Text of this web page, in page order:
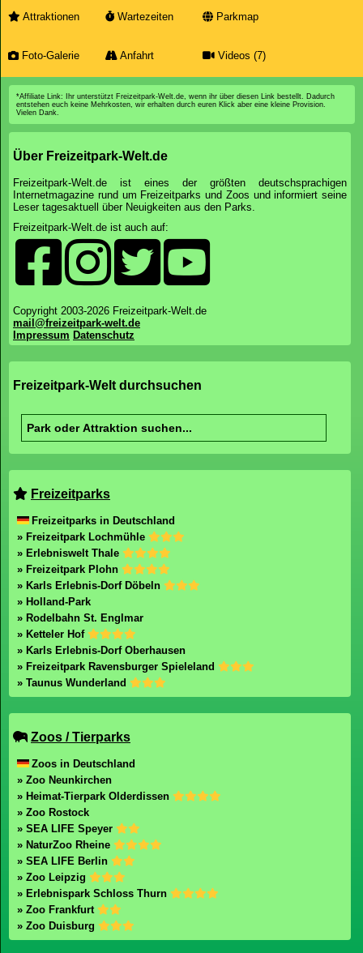
Attraktionen Wartezeiten Parkmap
Foto-Galerie Anfahrt Videos (7)
*Affiliate Link: Ihr unterstützt Freizeitpark-Welt.de, wenn ihr über diesen Link bestellt. Dadurch
entstehen euch keine Mehrkosten, wir erhalten durch euren Klick aber eine kleine Provision.
Vielen Dank.
Über Freizeitpark-Welt.de
Freizeitpark-Welt.de ist eines der größten deutschsprachigen
Internetmagazine rund um Freizeitparks und Zoos und informiert seine
Leser tagesaktuell über Neuigkeiten aus den Parks.
Freizeitpark-Welt.de ist auch auf:
Copyright 2003-2026 Freizeitpark-Welt.de
mail@freizeitpark-welt.de
Impressum Datenschutz
Freizeitpark-Welt durchsuchen
Freizeitparks
Freizeitparks in Deutschland
» Freizeitpark Lochmühle
» Erlebniswelt Thale
» Freizeitpark Plohn
» Karls Erlebnis-Dorf Döbeln
» Holland-Park
» Rodelbahn St. Englmar
» Ketteler Hof
» Karls Erlebnis-Dorf Oberhausen
» Freizeitpark Ravensburger Spieleland
» Taunus Wunderland
Zoos / Tierparks
Zoos in Deutschland
» Zoo Neunkirchen
» Heimat-Tierpark Olderdissen
» Zoo Rostock
» SEA LIFE Speyer
» NaturZoo Rheine
» SEA LIFE Berlin
» Zoo Leipzig
» Erlebnispark Schloss Thurn
» Zoo Frankfurt
» Zoo Duisburg